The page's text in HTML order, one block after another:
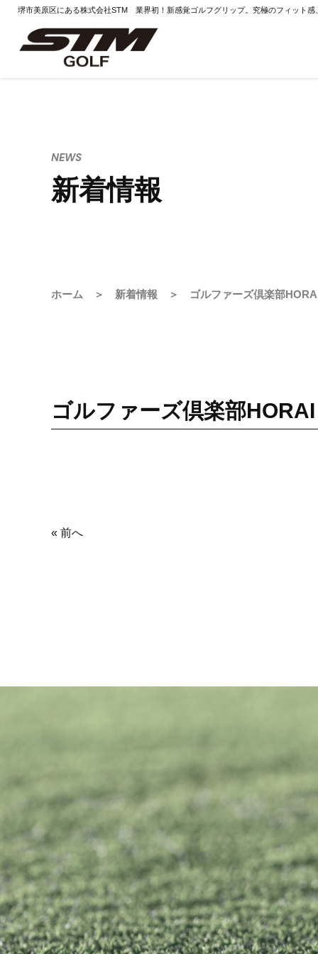
堺市美原区にある株式会社STM 業界初！新感覚ゴルフグリップ。究極のフィット感
NEWS
新着情報
ホーム ＞ 新着情報 ＞ ゴルファーズ倶楽部
ゴルファーズ倶楽部HORAI
« 前へ